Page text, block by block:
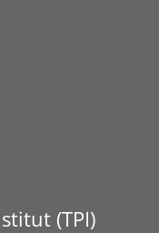
(TPI)